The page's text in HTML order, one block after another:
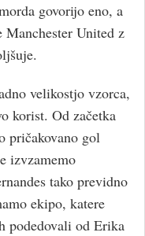
govorijo eno, a
United z
velikostjo vzorca,
korist. Od začetka
pričakovano gol
izvzamemo
tako previdno
ekipo, katere
podedovali od Erika